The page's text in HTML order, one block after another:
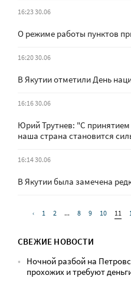
16:23 30.06
О режиме работы пунктов
16:20 30.06
В Якутии отметили День
16:16 30.06
Юрий Трутнев: "С
наша страна становится
16:14 30.06
В Якутии была замечена
‹ 1 2 ... 8 9 10 11
СВЕЖИЕ НОВОСТИ
Ночной разбой на
прохожих и требуют